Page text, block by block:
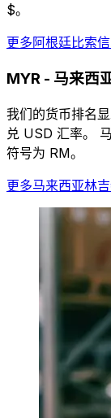
$。
更多阿根廷比索
MYR - 马来西
我们的货币排名
兑 USD 汇率。
符号为 RM。
更多马来西亚林